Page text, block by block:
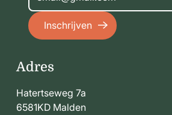
Inschrijven
Inschrijven
Adres
Hatertseweg 7a
6581KD Malden